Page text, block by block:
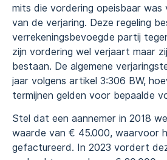
mits die vordering opeisbaar
van de verjaring. Deze regeling
verrekeningsbevoegde partij
zijn vordering wel verjaart maar
bestaan. De algemene
jaar volgens artikel 3:306 BW,
termijnen gelden voor bepaalde
Stel dat een aannemer in 2018
waarde van € 45.000, waarvoor
gefactureerd. In 2023 vordert